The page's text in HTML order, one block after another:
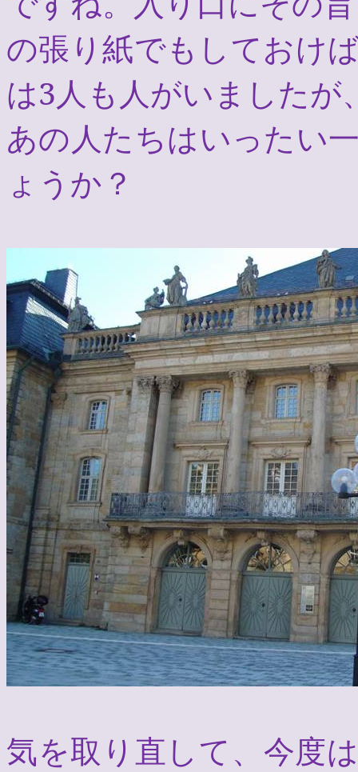
の張り紙でもしておけ
は3人も人がいましたが
あの人たちはいったい
ょうか？
気を取り直して、今度